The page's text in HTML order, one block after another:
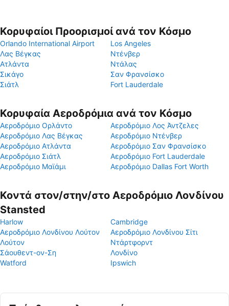
Κορυφαίοι Προορισμοί ανά τον Κόσμο
Orlando International Airport
Los Angeles
Λας Βέγκας
Ντένβερ
Ατλάντα
Ντάλας
Σικάγο
Σαν Φρανσίσκο
Σιάτλ
Fort Lauderdale
Κορυφαία Αεροδρόμια ανά τον Κόσμο
Αεροδρόμιο Ορλάντο
Αεροδρόμιο Λος Άντζελες
Αεροδρόμιο Λας Βέγκας
Αεροδρόμιο Ντένβερ
Αεροδρόμιο Ατλάντα
Αεροδρόμιο Σαν Φρανσίσκο
Αεροδρόμιο Σιάτλ
Αεροδρόμιο Fort Lauderdale
Αεροδρόμιο Μαϊάμι
Αεροδρόμιο Dallas Fort Worth
Κοντά στον/στην/στο Αεροδρόμιο Λονδίνου
Stansted
Harlow
Cambridge
Αεροδρόμιο Λονδίνου Λούτον
Αεροδρόμιο Λονδίνου Σίτι
Λούτον
Ντάρτφορντ
Σάουθεντ-ον-Ση
Λονδίνο
Watford
Ipswich